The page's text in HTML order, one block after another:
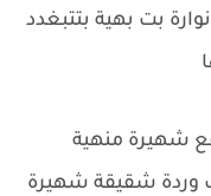
بت بهية بتتبغدد
شهيرة منهية
وردة شقيقة شهيرة